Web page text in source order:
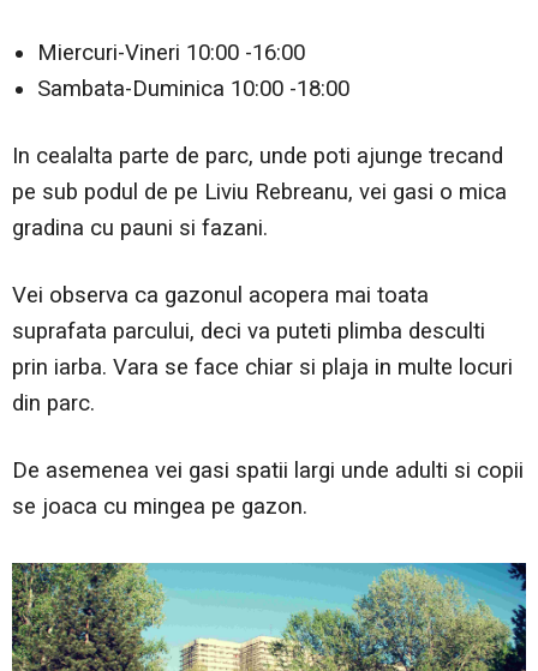
Miercuri-Vineri 10:00 -16:00
Sambata-Duminica 10:00 -18:00
In cealalta parte de parc, unde poti ajunge trecand
pe sub podul de pe Liviu Rebreanu, vei gasi o mica
gradina cu pauni si fazani.
Vei observa ca gazonul acopera mai toata
suprafata parcului, deci va puteti plimba desculti
prin iarba. Vara se face chiar si plaja in multe locuri
din parc.
De asemenea vei gasi spatii largi unde adulti si copii
se joaca cu mingea pe gazon.